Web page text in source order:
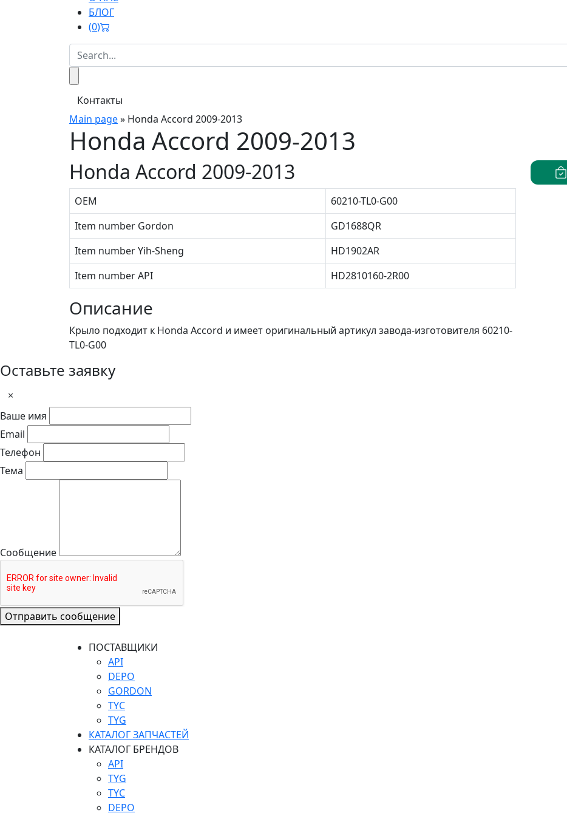
БЛОГ
(0)
Контакты
Main page» Honda Accord 2009-2013
Honda Accord 2009-2013
Honda Accord 2009-2013
OEM
60210-TL0-G00
Item number Gordon
GD1688QR
Item number Yih-Sheng
HD1902AR
Item number API
HD2810160-2R00
Описание
Крыло подходит к Honda Accord и имеет оригинальный артикул завода-изготовителя 60210-
TL0-G00
Оставьте заявку
×
Ваше имя
Email
Телефон
Тема
Сообщение
Отправить сообщение
ПОСТАВЩИКИ
API
DEPO
GORDON
TYC
TYG
КАТАЛОГ ЗАПЧАСТЕЙ
КАТАЛОГ БРЕНДОВ
API
TYG
TYC
DEPO